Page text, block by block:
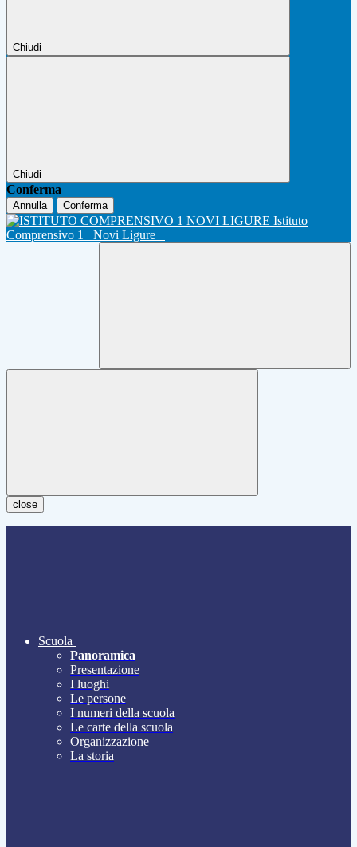
Chiudi
Chiudi
Conferma
Annulla Conferma
Istituto
Comprensivo 1
Novi Ligure
close
Scuola
Panoramica
Presentazione
I luoghi
Le persone
I numeri della scuola
Le carte della scuola
Organizzazione
La storia